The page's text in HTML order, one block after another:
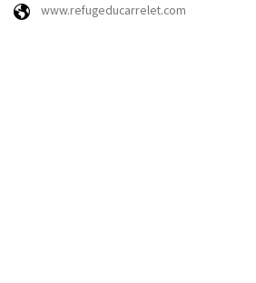
www.refugeducarrelet.com